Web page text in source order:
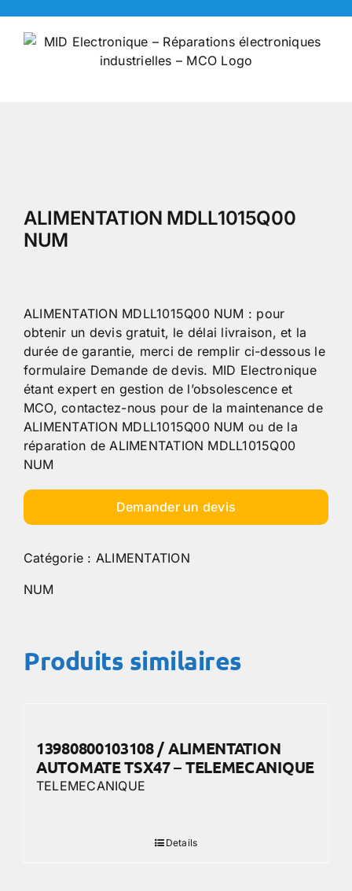
content
ALIMENTATION MDLL1015Q00
NUM
ALIMENTATION MDLL1015Q00 NUM : pour
obtenir un devis gratuit, le délai livraison, et la
durée de garantie, merci de remplir ci-dessous le
formulaire Demande de devis. MID Electronique
étant expert en gestion de l’obsolescence et
MCO, contactez-nous pour de la maintenance de
ALIMENTATION MDLL1015Q00 NUM ou de la
réparation de ALIMENTATION MDLL1015Q00
NUM
Demander un devis
Catégorie : ALIMENTATION
NUM
Produits similaires
13980800103108 / ALIMENTATION
AUTOMATE TSX47 – TELEMECANIQUE
TELEMECANIQUE
Details